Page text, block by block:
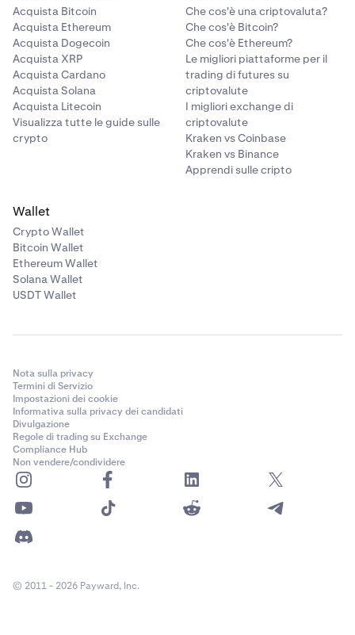
Acquista Bitcoin
Acquista Ethereum
Acquista Dogecoin
Acquista XRP
Acquista Cardano
Acquista Solana
Acquista Litecoin
Visualizza tutte le guide sulle
crypto
Che cos'è una criptovaluta?
Che cos'è Bitcoin?
Che cos'è Ethereum?
Le migliori piattaforme per il
trading di futures su
criptovalute
I migliori exchange di
criptovalute
Kraken vs Coinbase
Kraken vs Binance
Apprendi sulle cripto
Wallet
Crypto Wallet
Bitcoin Wallet
Ethereum Wallet
Solana Wallet
USDT Wallet
Nota sulla privacy
Termini di Servizio
Impostazioni dei cookie
Informativa sulla privacy dei candidati
Divulgazione
Regole di trading su Exchange
Compliance Hub
Non vendere/condividere
© 2011 - 2026 Payward, Inc.